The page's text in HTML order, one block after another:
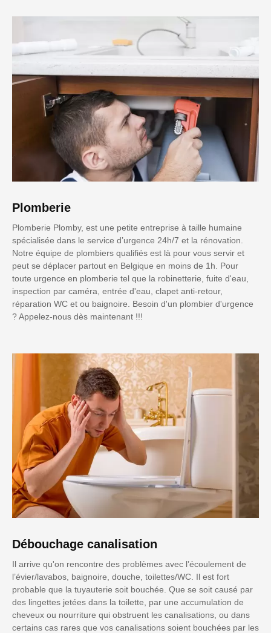
Plomberie
Plomberie Plomby, est une petite entreprise à taille humaine
spécialisée dans le service d’urgence 24h/7 et la rénovation.
Notre équipe de plombiers qualifiés est là pour vous servir et
peut se déplacer partout en Belgique en moins de 1h. Pour
toute urgence en plomberie tel que la robinetterie, fuite d'eau,
inspection par caméra, entrée d'eau, clapet anti-retour,
réparation WC et ou baignoire. Besoin d'un plombier d'urgence
? Appelez-nous dès maintenant !!!
Débouchage canalisation
Il arrive qu'on rencontre des problèmes avec l’écoulement de
l’évier/lavabos, baignoire, douche, toilettes/WC. Il est fort
probable que la tuyauterie soit bouchée. Que se soit causé par
des lingettes jetées dans la toilette, par une accumulation de
cheveux ou nourriture qui obstruent les canalisations, ou dans
certains cas rares que vos canalisations soient bouchées par les